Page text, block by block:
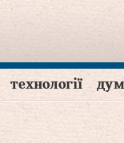
технології